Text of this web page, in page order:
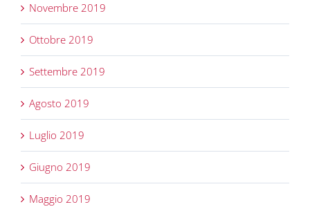
Novembre 2019
Ottobre 2019
Settembre 2019
Agosto 2019
Luglio 2019
Giugno 2019
Maggio 2019